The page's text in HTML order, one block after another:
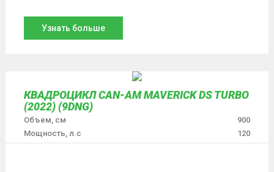
Узнать больше
КВАДРОЦИКЛ CAN-AM MAVERICK DS TURBO
(2022) (9DNG)
Объем, см
900
Мощность, л.с
120